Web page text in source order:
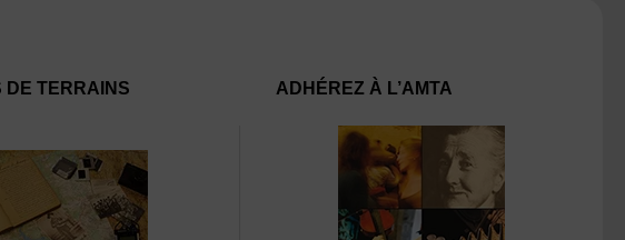
DE TERRAINS ADHÉREZ À L’AMTA